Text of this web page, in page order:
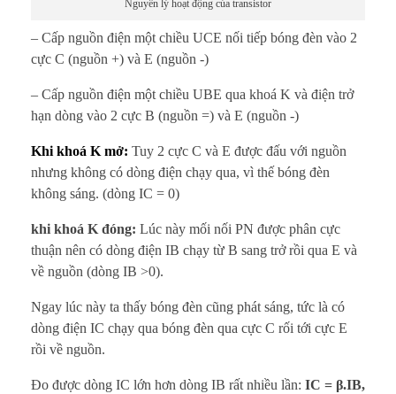
Nguyên lý hoạt động của transistor
– Cấp nguồn điện một chiều UCE nối tiếp bóng đèn vào 2
cực C (nguồn +) và E (nguồn -)
– Cấp nguồn điện một chiều UBE qua khoá K và điện trở
hạn dòng vào 2 cực B (nguồn =) và E (nguồn -)
Khi khoá K mở: Tuy 2 cực C và E được đấu với nguồn
nhưng không có dòng điện chạy qua, vì thế bóng đèn
không sáng. (dòng IC = 0)
khi khoá K đóng: Lúc này mối nối PN được phân cực
thuận nên có dòng điện IB chạy từ B sang trở rồi qua E và
về nguồn (dòng IB >0).
Ngay lúc này ta thấy bóng đèn cũng phát sáng, tức là có
dòng điện IC chạy qua bóng đèn qua cực C rối tới cực E
rồi về nguồn.
Đo được dòng IC lớn hơn dòng IB rất nhiều lần: IC = β.IB,